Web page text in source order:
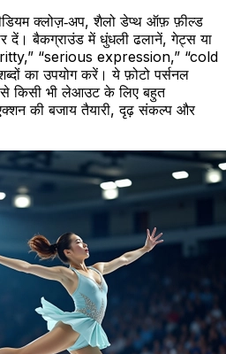
क्लोज़‑अप, शैलो डेप्थ ऑफ़ फ़ील्ड
दें। बैकग्राउंड में धुंधली ढलानें, गेट्स या
“serious expression,” “cold
का उपयोग करें। ये फ़ोटो पर्सनल
किसी भी लेआउट के लिए बहुत
की बजाय तैयारी, दृढ़ संकल्प और